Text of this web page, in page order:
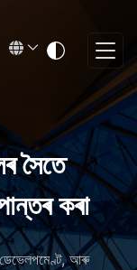
সৈতে
কৰা
ডেভেলপমেণ্ট, আৰু